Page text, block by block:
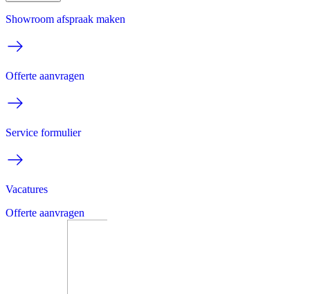
Showroom afspraak maken
Offerte aanvragen
Service formulier
Vacatures
Offerte aanvragen